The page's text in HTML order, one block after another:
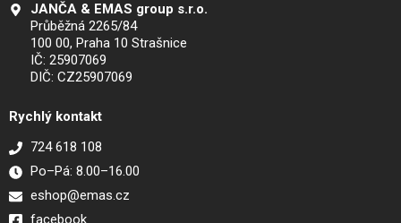
JANČA & EMAS group s.r.o.
Průběžná 2265/84
100 00, Praha 10 Strašnice
IČ: 25907069
DIČ: CZ25907069
Rychlý kontakt
724 618 108
Po–Pá: 8.00–16.00
eshop@emas.cz
facebook